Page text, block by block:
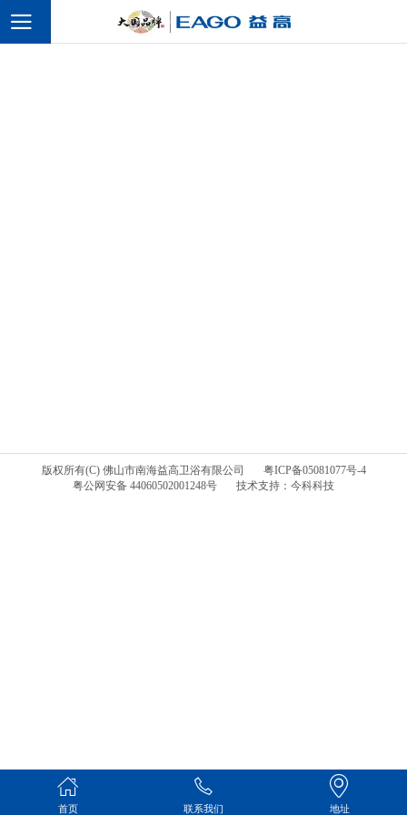
版权所有(C) 佛山市南海益高卫浴有限公司
粤ICP备05081077号-4
粤公网安备 44060502001248号
技术支持：今科科技
首页 联系我们 地址